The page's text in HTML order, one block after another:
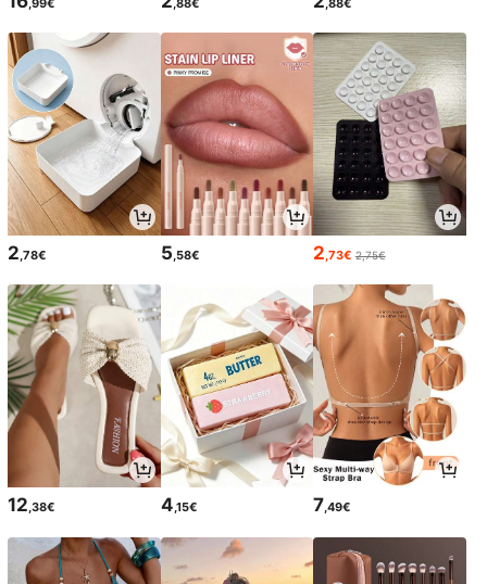
,99€ ,88€ ,88€
2,78€ 5,58€ 2,73€ 2,75€
12,38€ 4,15€ 7,49€